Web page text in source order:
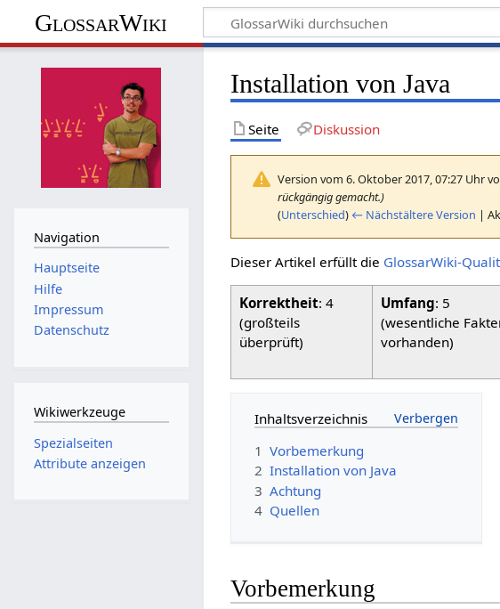
GlossarWiki
Installation von Java
Seite Diskussion
Version vom 6. Oktober 2017, 07:27 Uhr
rückgängig gemacht.)
(Unterschied) ← Nächstältere Version |
Dieser Artikel erfüllt die GlossarWiki-
Korrektheit: 4
(großteils
überprüft)
Umfang: 5
(wesentliche
vorhanden)
Inhaltsverzeichnis
1 Vorbemerkung
2 Installation von Java
3 Achtung
4 Quellen
Vorbemerkung
Navigation
Hauptseite
Hilfe
Impressum
Datenschutz
Wikiwerkzeuge
Spezialseiten
Attribute anzeigen